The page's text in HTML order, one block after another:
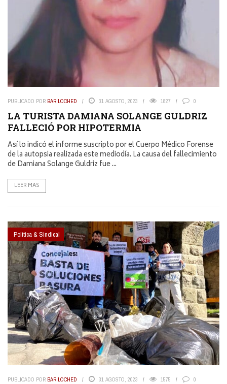
PUBLICADO POR BARILOCHED 31 AGOSTO, 2023 1827 0
LA TURISTA DAMIANA SOLANGE GULDRIZ
FALLECIÓ POR HIPOTERMIA
Así lo indicó el informe suscripto por el Cuerpo Médico Forense
de la autopsia realizada este mediodía. La causa del fallecimiento
de Damiana Solange Guldriz fue ...
LEER MAS
Política & Sindical
PUBLICADO POR BARILOCHED 31 AGOSTO, 2023 1575 0